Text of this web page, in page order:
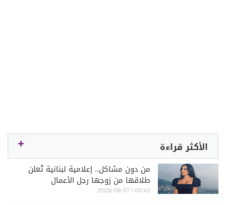
الأكثر قراءة
من دون مشاكل.. إعلامية لبنانية تُعلن
طلاقها من زوجها رجل الأعمال
03:42 | 2026-08-07